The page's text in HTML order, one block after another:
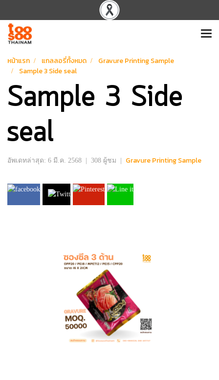
หน้าแรก แกลลอรี่ทั้งหมด
Gravure Printing Sample
Sample 3 Side seal
Sample 3 Side
seal
อัพเดทล่าสุด: 6 มี.ค. 2568 308 ผู้ชม Gravure Printing Sample